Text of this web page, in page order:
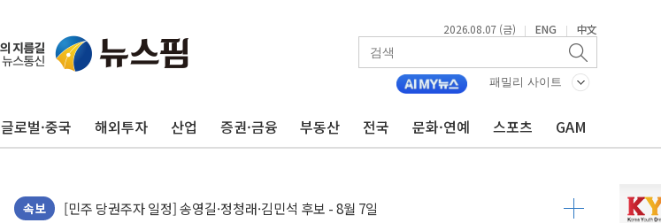
2026.08.07 (금) | ENG | 中文
패밀리 사이트
글로벌·중국 해외투자 산업 증권·금융 부동산 전국 문화·연예 스포츠 GAM
속보
뉴욕증시, 유가·금리 부담에 하락…다우 5거래일 랠리 '마침표'
[민주 당권주자 일정] 송영길·정청래·김민석 후보 - 8월 7일